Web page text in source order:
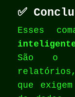
✅
Esses
São o
que